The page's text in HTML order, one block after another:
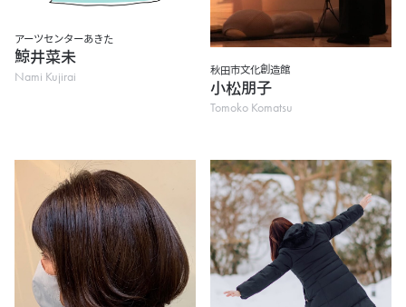
鯨井菜未
Nami Kujirai
アーツセンターあきた
小松朋子
Tomoko Komatsu
秋田市文化創造館